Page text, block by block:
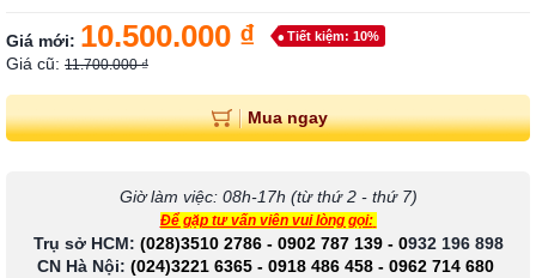
Giá mới: 10.500.000 ₫ Tiết kiệm: 10%
Giá cũ: 11.700.000 ₫
Mua ngay
Giờ làm việc: 08h-17h (từ thứ 2 - thứ 7)
Để gặp tư vấn viên vui lòng gọi:
Trụ sở HCM: (028)3510 2786 - 0902 787 139- 0932 196 898
CN Hà Nội: (024)3221 6365 - 0918 486 458 - 0962 714 680